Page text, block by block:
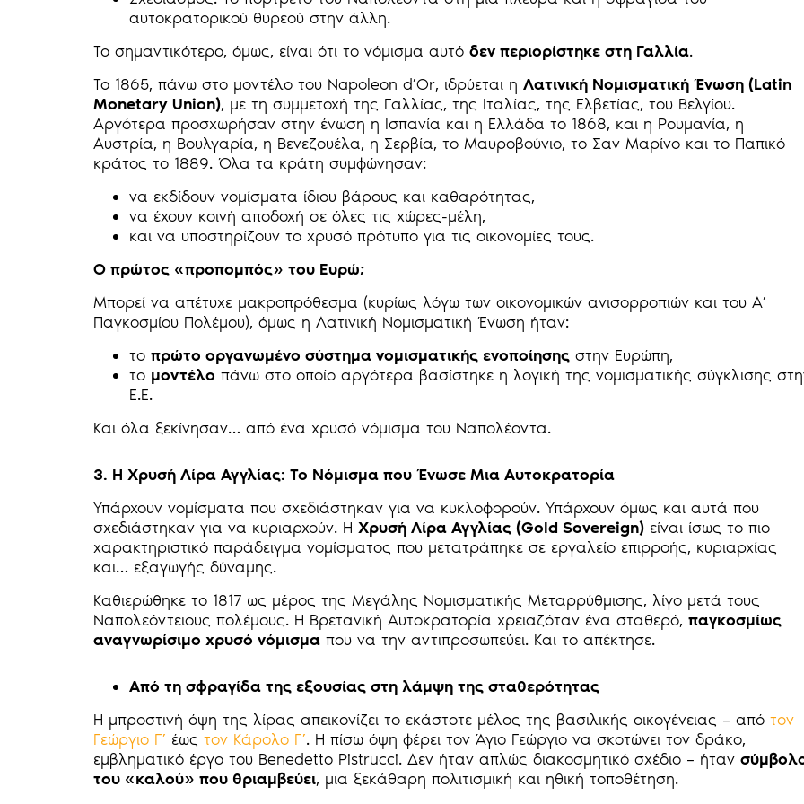
αυτοκρατορικού θυρεού στην άλλη.
Το σημαντικότερο, όμως, είναι ότι το νόμισμα αυτό δεν περιορίστηκε στη Γαλλία.
Το 1865, πάνω στο μοντέλο του Napoleon d’Or, ιδρύεται η Λατινική Νομισματική Ένωση (Latin
Monetary Union), με τη συμμετοχή της Γαλλίας, της Ιταλίας, της Ελβετίας, του Βελγίου.
Αργότερα προσχωρήσαν στην ένωση η Ισπανία και η Ελλάδα το 1868, και η Ρουμανία, η
Αυστρία, η Βουλγαρία, η Βενεζουέλα, η Σερβία, το Μαυροβούνιο, το Σαν Μαρίνο και το Παπικό
κράτος το 1889. Όλα τα κράτη συμφώνησαν:
να εκδίδουν νομίσματα ίδιου βάρους και καθαρότητας,
να έχουν κοινή αποδοχή σε όλες τις χώρες-μέλη,
και να υποστηρίζουν το χρυσό πρότυπο για τις οικονομίες τους.
Ο πρώτος «προπομπός» του Ευρώ;
Μπορεί να απέτυχε μακροπρόθεσμα (κυρίως λόγω των οικονομικών ανισορροπιών και του Α’
Παγκοσμίου Πολέμου), όμως η Λατινική Νομισματική Ένωση ήταν:
το πρώτο οργανωμένο σύστημα νομισματικής ενοποίησης στην Ευρώπη,
το μοντέλο πάνω στο οποίο αργότερα βασίστηκε η λογική της νομισματικής σύγκλισης
Ε.Ε.
Και όλα ξεκίνησαν… από ένα χρυσό νόμισμα του Ναπολέοντα.
3. Η Χρυσή Λίρα Αγγλίας: Το Νόμισμα που Ένωσε Μια Αυτοκρατορία
Υπάρχουν νομίσματα που σχεδιάστηκαν για να κυκλοφορούν. Υπάρχουν όμως και αυτά που
σχεδιάστηκαν για να κυριαρχούν. Η Χρυσή Λίρα Αγγλίας (Gold Sovereign) είναι ίσως το πιο
χαρακτηριστικό παράδειγμα νομίσματος που μετατράπηκε σε εργαλείο επιρροής, κυριαρχίας
και… εξαγωγής δύναμης.
Καθιερώθηκε το 1817 ως μέρος της Μεγάλης Νομισματικής Μεταρρύθμισης, λίγο μετά τους
Ναπολεόντειους πολέμους. Η Βρετανική Αυτοκρατορία χρειαζόταν ένα σταθερό, παγκοσμίως
αναγνωρίσιμο χρυσό νόμισμα που να την αντιπροσωπεύει. Και το απέκτησε.
Από τη σφραγίδα της εξουσίας στη λάμψη της σταθερότητας
Η μπροστινή όψη της λίρας απεικονίζει το εκάστοτε μέλος της βασιλικής οικογένειας – από τον
Γεώργιο Γ’ έως τον Κάρολο Γ’. Η πίσω όψη φέρει τον Άγιο Γεώργιο να σκοτώνει τον δράκο,
εμβληματικό έργο του Benedetto Pistrucci. Δεν ήταν απλώς διακοσμητικό σχέδιο – ήταν
του «καλού» που θριαμβεύει, μια ξεκάθαρη πολιτισμική και ηθική τοποθέτηση.